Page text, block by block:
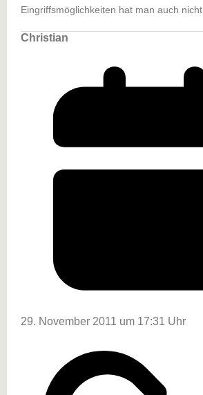
Eingriffsmöglichkeiten hat man auch nicht.
Christian
29. November 2011 um 17:31 Uhr